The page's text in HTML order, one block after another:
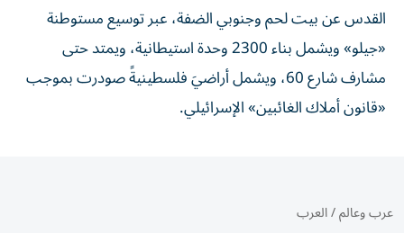
القدس عن بيت لحم وجنوبي الضفة، عبر توسيع مستوطنة
«جيلو» ويشمل بناء 2300 وحدة استيطانية، ويمتد حتى
مشارف شارع 60، ويشمل أراضيَ فلسطينيةً صودرت بموجب
«قانون أملاك الغائبين» الإسرائيلي.
عرب وعالم/العرب